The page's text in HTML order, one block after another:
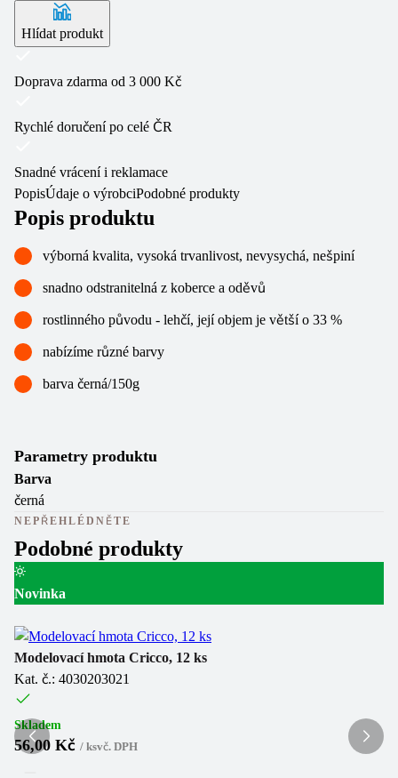
Hlídat produkt
Doprava zdarma od 3 000 Kč
Rychlé doručení po celé ČR
Snadné vrácení i reklamace
PopisÚdaje o výrobciPodobné produkty
Popis produktu
výborná kvalita, vysoká trvanlivost, nevysychá, nešpiní
snadno odstranitelná z koberce a oděvů
rostlinného původu - lehčí, její objem je větší o 33 %
nabízíme různé barvy
barva černá/150g
Parametry produktu
Barva
černá
NEPŘEHLÉDNĚTE
Podobné produkty
Novinka
Modelovací hmota Cricco, 12 ks
Kat. č.: 4030203021
Skladem
56,00 Kč / ksvč. DPH